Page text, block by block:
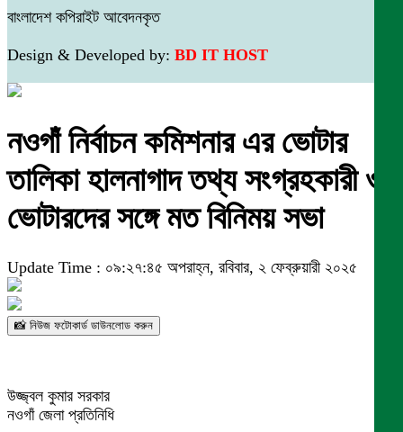
বাংলাদেশ কপিরাইট আবেদনকৃত
Design & Developed by: BD IT HOST
নওগাঁ নির্বাচন কমিশনার এর ভোটার
তালিকা হালনাগাদ তথ্য সংগ্রহকারী ও
ভোটারদের সঙ্গে মত বিনিময় সভা
Update Time : ০৯:২৭:৪৫ অপরাহ্ন, রবিবার, ২ ফেব্রুয়ারী ২০২৫
📸 নিউজ ফটোকার্ড ডাউনলোড করুন
উজ্জ্বল কুমার সরকার
নওগাঁ জেলা প্রতিনিধি